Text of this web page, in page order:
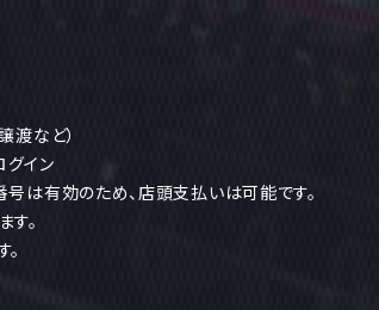
渡など）
グイン
は有効のため、店頭支払いは可能です。
。